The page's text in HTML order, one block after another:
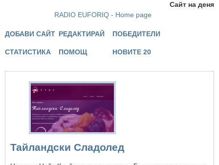
Сайт на деня
RADIO EUFORIQ - Home page
ДОБАВИ САЙТ РЕДАКТИРАЙ ПОБЕДИТЕЛИ
СТАТИСТИКА ПОМОЩ НОВИТЕ 20
Тайландски Сладолед